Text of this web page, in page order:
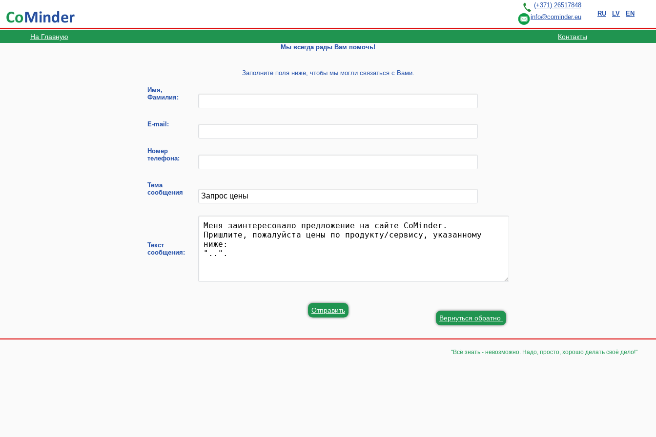
(+371) 26517848
info@cominder.eu
RU LV EN
На Главную Контакты
Мы всегда рады Вам помочь!
Заполните поля ниже, чтобы мы могли связаться с Вами.
Имя,
Фамилия:
E-mail:
Номер
телефона:
Тема
сообщения
Текст
сообщения:
Отправить
Вернуться обратно
"Всё знать - невозможно. Надо, просто, хорошо делать своё дело!"